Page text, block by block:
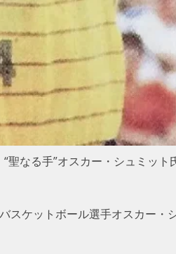
なる手”オスカー・シュミッ
スケットボール選手オスカー